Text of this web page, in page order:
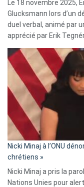
Le 18 novembre 2025,
Glucksmann lors d’un
duel verbal, animé par
apprécié par Erik
Nicki Minaj à l’ONU
chrétiens »
Nicki Minaj a pris la
Nations Unies pour